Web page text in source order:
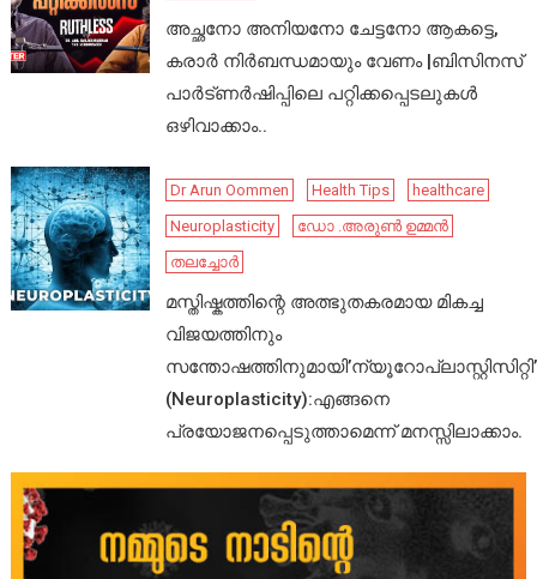
അച്ഛനോ അനിയനോ ചേട്ടനോ ആകട്ടെ,
കരാർ നിർബന്ധമായും വേണം |ബിസിനസ്
പാർട്ണർഷിപ്പിലെ പറ്റിക്കപ്പെടലുകൾ
ഒഴിവാക്കാം..
Dr Arun Oommen Health Tips
healthcare
Neuroplasticity
ഡോ .അരുൺ ഉമ്മൻ
തലച്ചോർ
മസ്തിഷ്കത്തിന്റെ അത്ഭുതകരമായ മികച്ച
വിജയത്തിനും
സന്തോഷത്തിനുമായി’ന്യൂറോപ്ലാസ്റ്റിസിറ്റി’
(Neuroplasticity):എങ്ങനെ
പ്രയോജനപ്പെടുത്താമെന്ന് മനസ്സിലാക്കാം.